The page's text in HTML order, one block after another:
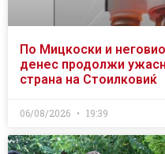
По Мицкоски и
денес продолжи
страна на Стоилковиќ
06/08/2026 19:39